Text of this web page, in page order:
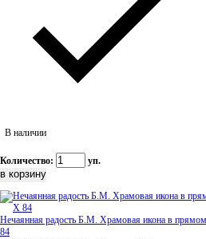
В наличии
Количество: уп.
Нечаянная радость Б.М. Храмовая икона в
84